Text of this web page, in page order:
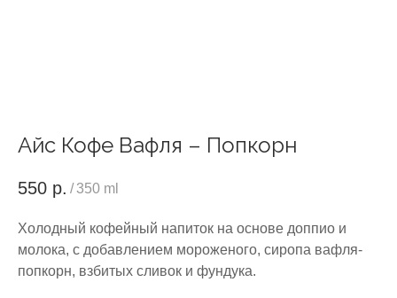
Айс Кофе Вафля – Попкорн
550 р. /350 ml
Холодный кофейный напиток на основе доппио и
молока, с добавлением мороженого, сиропа вафля-
попкорн, взбитых сливок и фундука.